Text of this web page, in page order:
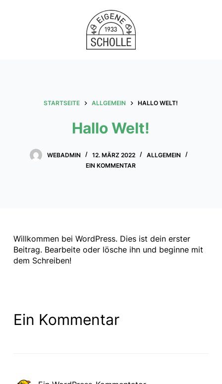
STARTSEITE ALLGEMEIN HALLO WELT!
Hallo Welt!
WEBADMIN 12. MÄRZ 2022
ALLGEMEIN
EIN KOMMENTAR
Willkommen bei WordPress. Dies ist dein erster
Beitrag. Bearbeite oder lösche ihn und beginne mit
dem Schreiben!
Ein Kommentar